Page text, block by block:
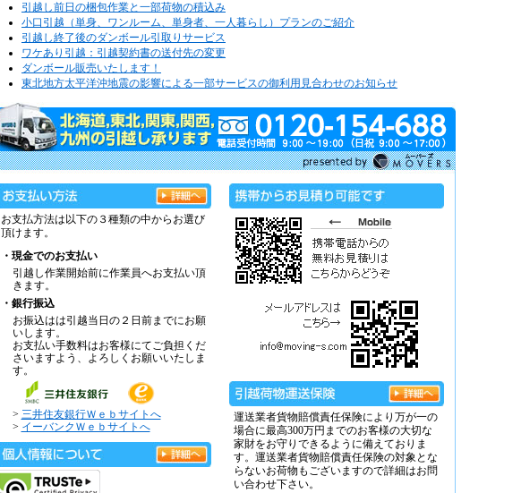
引越し前日の梱包作業と一部荷物の積込み
小口引越（単身、ワンルーム、単身者、一人暮らし）プランのご紹介
引越し終了後のダンボール引取りサービス
ワケあり引越：引越契約書の送付先の変更
ダンボール販売いたします！
東北地方太平洋沖地震の影響による一部サービスの御利用見合わせのお知らせ
お支払方法は以下の３種類の中からお選び
頂けます。
・現金でのお支払い
引越し作業開始前に作業員へお支払い頂
きます。
・銀行振込
お振込はは引越当日の２日前までにお願
いします。
お支払い手数料はお客様にてご負担くだ
さいますよう、よろしくお願いいたしま
す。
> 三井住友銀行Ｗｅｂサイトへ
> イーバンクＷｅｂサイトへ
運送業者貨物賠償責任保険により万が一の
場合に最高300万円までのお客様の大切な
家財をお守りできるように備えておりま
す。運送業者貨物賠償責任保険の対象とな
らないお荷物もございますので詳細はお問
い合わせ下さい。